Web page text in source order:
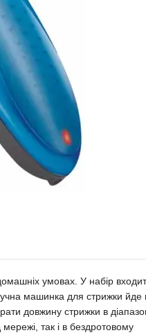
умовах. У набір
машинка для стрижки йде
довжину стрижки в
так і в бездротовому